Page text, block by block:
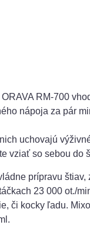
RM-700
nápoja za pár
uchovajú
vziať so sebou do
prípravu štiav,
23 000 ot./
či kocky ľadu.